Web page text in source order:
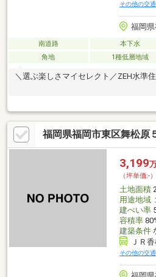
その他の交通
福岡
南道路 本下水
角地
1種低層地域
＼選ぶ楽しさマイセレクト／ZEH水準
福岡県福岡市東区舞松原
3,199
（坪単価:-）
土地面積
用途地域
建ぺい率
容積率
建築条件
ＪＲ
その他の交通